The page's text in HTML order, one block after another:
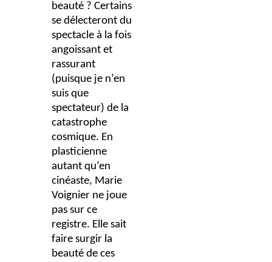
beauté ? Certains
se délecteront du
spectacle à la fois
angoissant et
rassurant
(puisque je n’en
suis que
spectateur) de la
catastrophe
cosmique. En
plasticienne
autant qu’en
cinéaste, Marie
Voignier ne joue
pas sur ce
registre. Elle sait
faire surgir la
beauté de ces